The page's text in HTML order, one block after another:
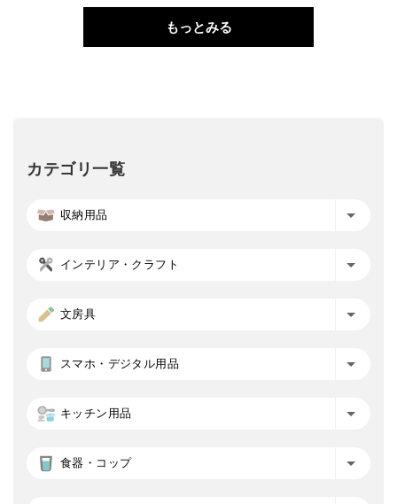
もっとみる
カテゴリ一覧
収納用品
インテリア・クラフト
文房具
スマホ・デジタル用品
キッチン用品
食器・コップ